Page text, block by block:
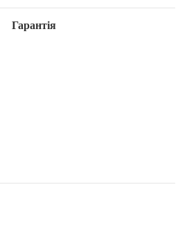
Гарантія